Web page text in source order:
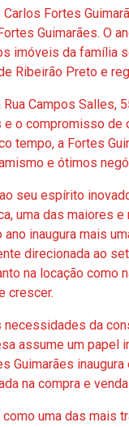
Fortes
Guimarães. O
imóveis da família
Ribeirão Preto e
Rua Campos Salles,
e o compromisso
tempo, a Fortes
e ótimos
seu espírito
uma das maiores
inaugura mais
direcionada ao
na locação como
crescer.
necessidades da
assume um papel
Guimarães
na compra e
como uma das mais